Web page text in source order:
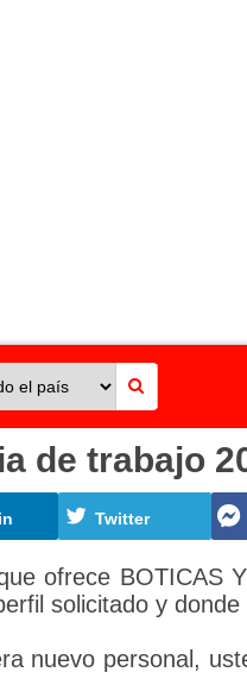
de trabajo
Twitter
ofrece BOTICAS
solicitado y donde
nuevo personal,